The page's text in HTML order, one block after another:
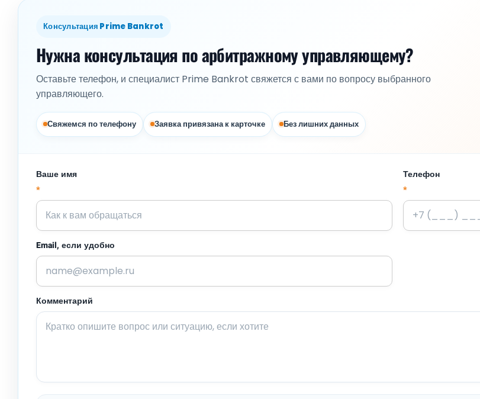
Консультация Prime Bankrot
Нужна консультация по арбитражному управляющему?
Оставьте телефон, и специалист Prime Bankrot свяжется с вами по вопросу выбранного
управляющего.
Свяжемся по телефону Заявка привязана к карточке Без лишних данных
Ваше имя
*
Телефон
*
Email, если удобно
Комментарий